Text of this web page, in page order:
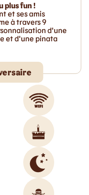
plus fun !
et ses amis
à travers 9
d'une
et d'une pinata